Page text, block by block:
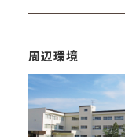
周辺環境